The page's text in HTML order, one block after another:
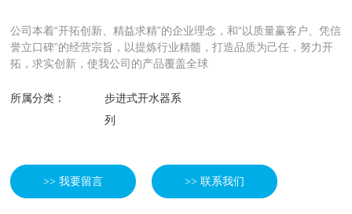
公司本着“开拓创新、精益求精”的企业理念，和“以质量赢客户、凭信
誉立口碑”的经营宗旨，以提炼行业精髓，打造品质为己任，努力开
拓，求实创新，使我公司的产品覆盖全球
所属分类：
步进式开水器系
列
>> 我要留言 >> 联系我们